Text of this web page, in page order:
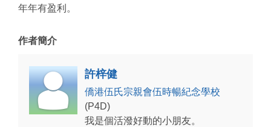
年年有盈利。
作者簡介
許梓健
僑港伍氏宗親會伍時暢紀念學校
(P4D)
我是個活潑好動的小朋友。